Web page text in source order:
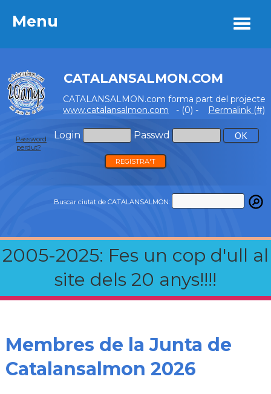
Menu
CATALANSALMON.COM
CATALANSALMON.com forma part del projecte
www.catalansalmon.com - (0) - Permalink (#)
Login Passwd
Password
perdut?
REGISTRA'T
Buscar ciutat de CATALANSALMON:
2005-2025: Fes un cop d'ull al
site dels 20 anys!!!!
Menu
Membres de la Junta de
Catalansalmon 2026